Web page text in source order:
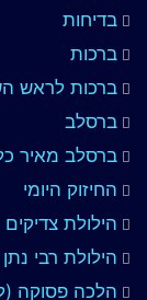
בדיחות
ברכות
ברכות לראש
ברסלב
ברסלב מאיר
החיזוק היומי
הילולת צדיקים
הילולת רבי
הלכה פסוקה